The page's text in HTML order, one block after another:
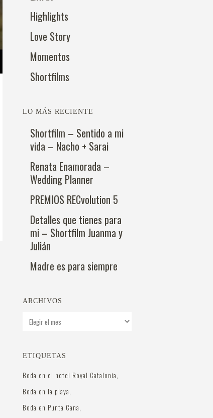
Highlights
Love Story
Momentos
Shortfilms
LO MÁS RECIENTE
Shortfilm – Sentido a mi
vida – Nacho + Sarai
Renata Enamorada –
Wedding Planner
PREMIOS RECvolution 5
Detalles que tienes para
mi – Shortfilm Juanma y
Julián
Madre es para siempre
ARCHIVOS
Archivos
ETIQUETAS
Boda en el hotel Royal Catalonia
Boda en la playa
Boda en Punta Cana